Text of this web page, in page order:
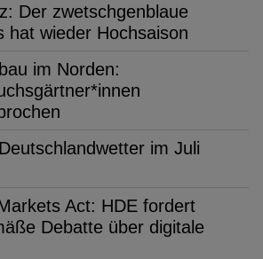
Der zwetschgenblaue
hat wieder Hochsaison
im Norden:
im Juli
Act: HDE fordert
Debatte über digitale